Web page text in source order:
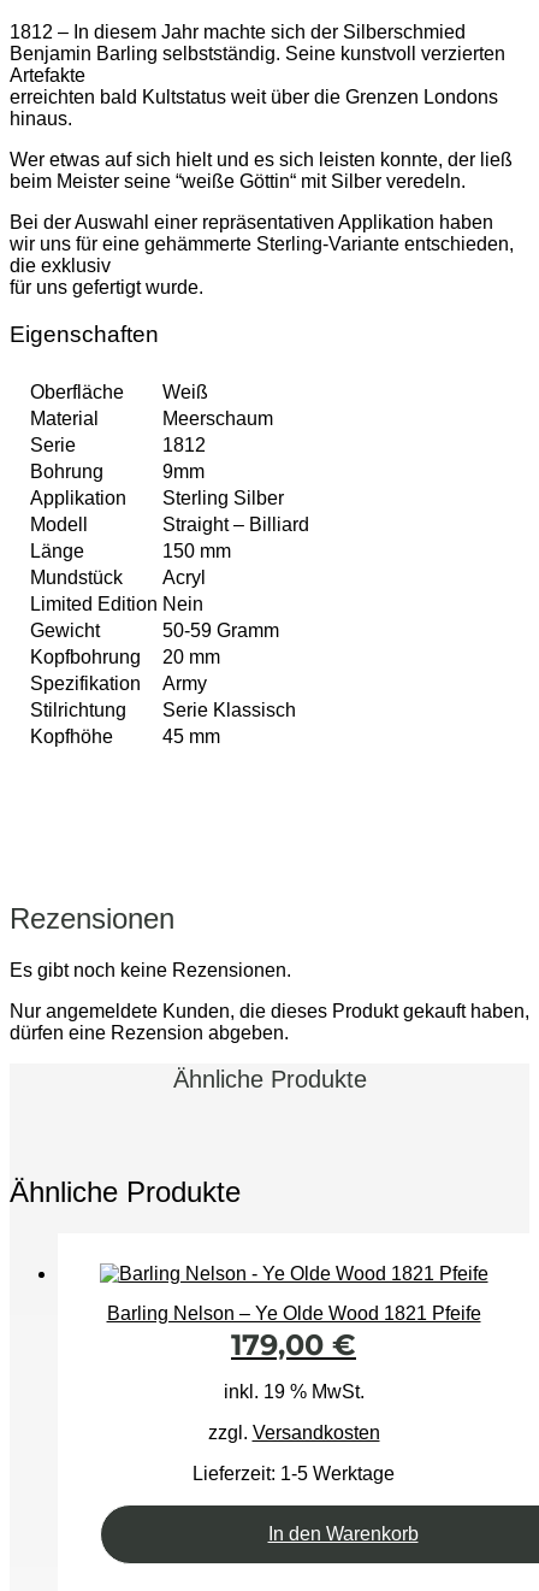
1812 – In diesem Jahr machte sich der Silberschmied
Benjamin Barling selbstständig. Seine kunstvoll verzierten
Artefakte
erreichten bald Kultstatus weit über die Grenzen Londons
hinaus.
Wer etwas auf sich hielt und es sich leisten konnte, der ließ
beim Meister seine “weiße Göttin“ mit Silber veredeln.
Bei der Auswahl einer repräsentativen Applikation haben
wir uns für eine gehämmerte Sterling-Variante entschieden,
die exklusiv
für uns gefertigt wurde.
Eigenschaften
Oberfläche
Weiß
Material
Meerschaum
Serie
1812
Bohrung
9mm
Applikation
Sterling Silber
Modell
Straight – Billiard
Länge
150 mm
Mundstück
Acryl
Limited Edition Nein
Gewicht
50-59 Gramm
Kopfbohrung
20 mm
Spezifikation
Army
Stilrichtung
Serie Klassisch
Kopfhöhe
45 mm
Rezensionen
Es gibt noch keine Rezensionen.
Nur angemeldete Kunden, die dieses Produkt gekauft haben,
dürfen eine Rezension abgeben.
Ähnliche Produkte
Ähnliche Produkte
Barling Nelson – Ye Olde Wood 1821 Pfeife
179,00 €
inkl. 19 % MwSt.
zzgl. Versandkosten
Lieferzeit: 1-5 Werktage
In den Warenkorb